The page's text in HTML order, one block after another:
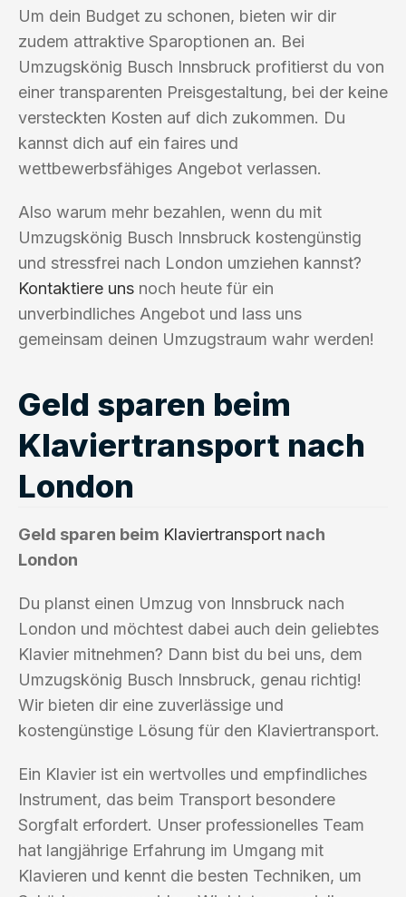
Um dein Budget zu schonen, bieten wir dir
zudem attraktive Sparoptionen an. Bei
Umzugskönig Busch Innsbruck profitierst du von
einer transparenten Preisgestaltung, bei der keine
versteckten Kosten auf dich zukommen. Du
kannst dich auf ein faires und
wettbewerbsfähiges Angebot verlassen.
Also warum mehr bezahlen, wenn du mit
Umzugskönig Busch Innsbruck kostengünstig
und stressfrei nach London umziehen kannst?
Kontaktiere uns noch heute für ein
unverbindliches Angebot und lass uns
gemeinsam deinen Umzugstraum wahr werden!
Geld sparen beim
Klaviertransport nach
London
Geld sparen beim Klaviertransport nach
London
Du planst einen Umzug von Innsbruck nach
London und möchtest dabei auch dein geliebtes
Klavier mitnehmen? Dann bist du bei uns, dem
Umzugskönig Busch Innsbruck, genau richtig!
Wir bieten dir eine zuverlässige und
kostengünstige Lösung für den Klaviertransport.
Ein Klavier ist ein wertvolles und empfindliches
Instrument, das beim Transport besondere
Sorgfalt erfordert. Unser professionelles Team
hat langjährige Erfahrung im Umgang mit
Klavieren und kennt die besten Techniken, um